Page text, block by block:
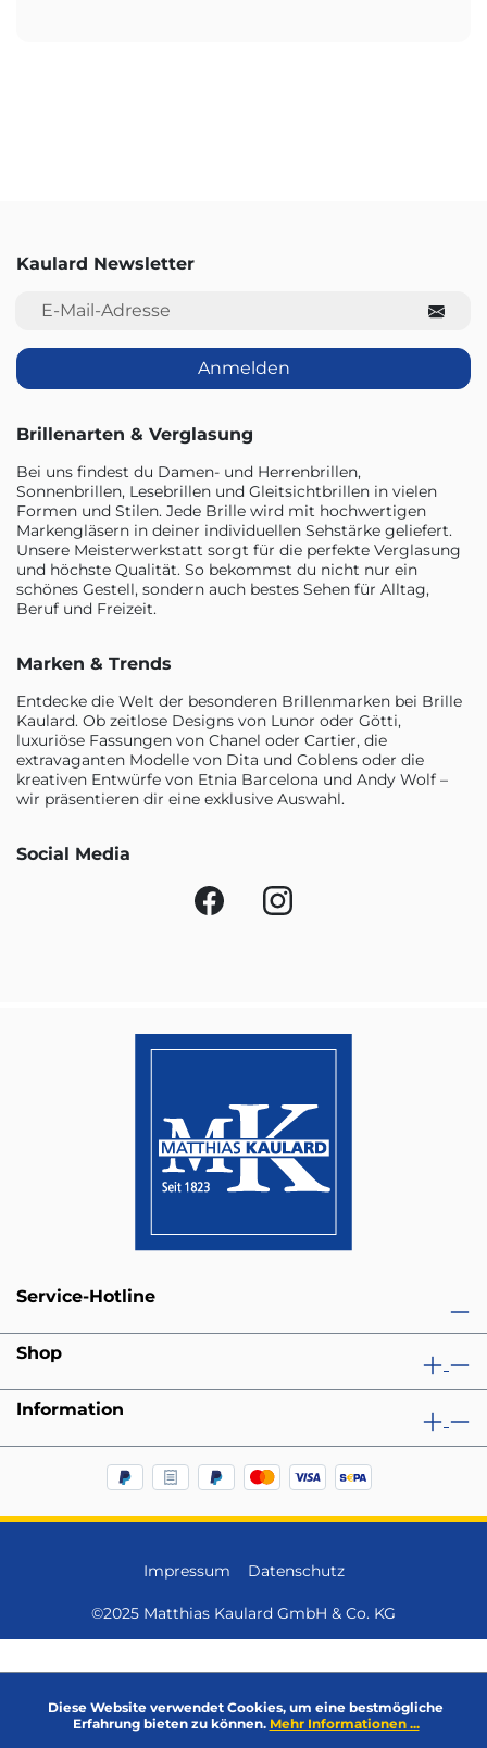
Kaulard Newsletter
E-Mail-Adresse
Anmelden
Brillenarten & Verglasung
Bei uns findest du Damen- und Herrenbrillen,
Sonnenbrillen, Lesebrillen und Gleitsichtbrillen in vielen
Formen und Stilen. Jede Brille wird mit hochwertigen
Markengläsern in deiner individuellen Sehstärke geliefert.
Unsere Meisterwerkstatt sorgt für die perfekte Verglasung
und höchste Qualität. So bekommst du nicht nur ein
schönes Gestell, sondern auch bestes Sehen für Alltag,
Beruf und Freizeit.
Marken & Trends
Entdecke die Welt der besonderen Brillenmarken bei Brille
Kaulard. Ob zeitlose Designs von Lunor oder Götti,
luxuriöse Fassungen von Chanel oder Cartier, die
extravaganten Modelle von Dita und Coblens oder die
kreativen Entwürfe von Etnia Barcelona und Andy Wolf –
wir präsentieren dir eine exklusive Auswahl.
Social Media
Service-Hotline
Shop
Information
Impressum Datenschutz
©2025 Matthias Kaulard GmbH & Co. KG
Diese Website verwendet Cookies, um eine bestmögliche
Erfahrung bieten zu können. Mehr Informationen ...